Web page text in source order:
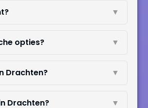
▼
opties? ▼
Drachten? ▼
Drachten? ▼